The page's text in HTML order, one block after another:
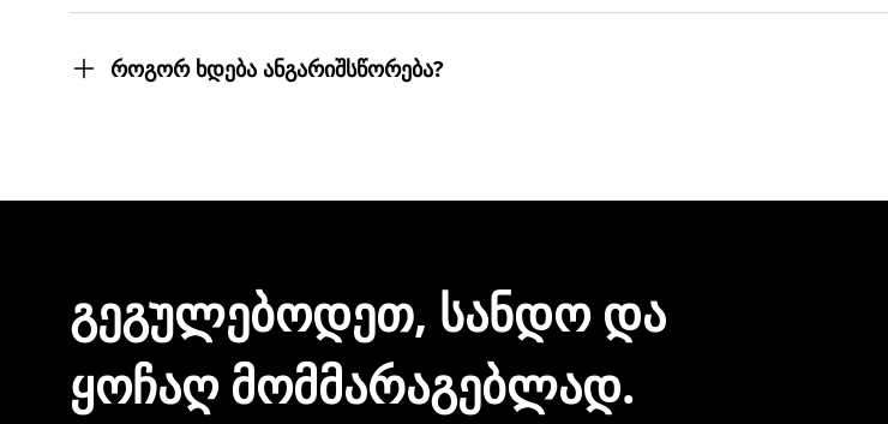
თუმცა, ჩვენ ისეთი ყოჩაღები ვართ, 3 სამუშაო დღეც არ დაგვჭირდება.
როგორ ხდება ანგარიშსწორება?
ᲒᲔᲒᲣᲚᲔᲑᲝᲓᲔᲗ, ᲡᲐᲜᲓᲝ ᲓᲐ
ᲧᲝᲩᲐᲦ ᲛᲝᲛᲛᲐᲠᲐᲒᲔᲑᲚᲐᲓ.